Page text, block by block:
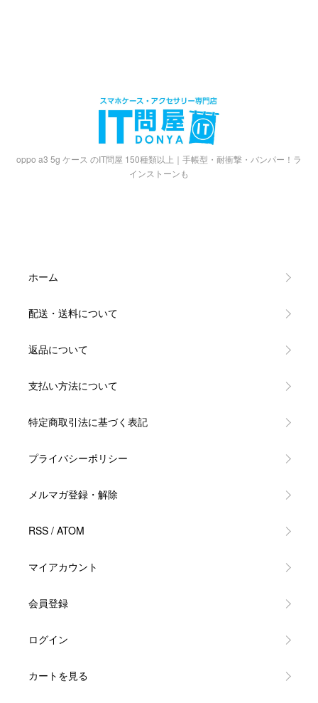
oppo a3 5g ケース のIT問屋 150種類以上｜手帳型・耐衝撃・バンパー！ラ
インストーンも
ホーム
配送・送料について
返品について
支払い方法について
特定商取引法に基づく表記
プライバシーポリシー
メルマガ登録・解除
RSS / ATOM
マイアカウント
会員登録
ログイン
カートを見る